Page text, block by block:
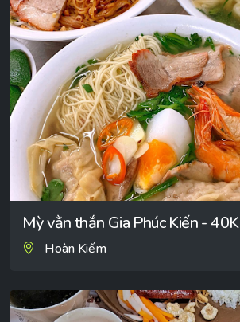
Mỳ vằn thắn Gia Phúc Kiến - 40K
Hoàn Kiếm